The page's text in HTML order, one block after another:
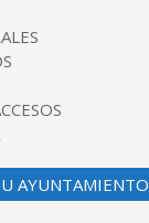
AYUNTAMIENTO